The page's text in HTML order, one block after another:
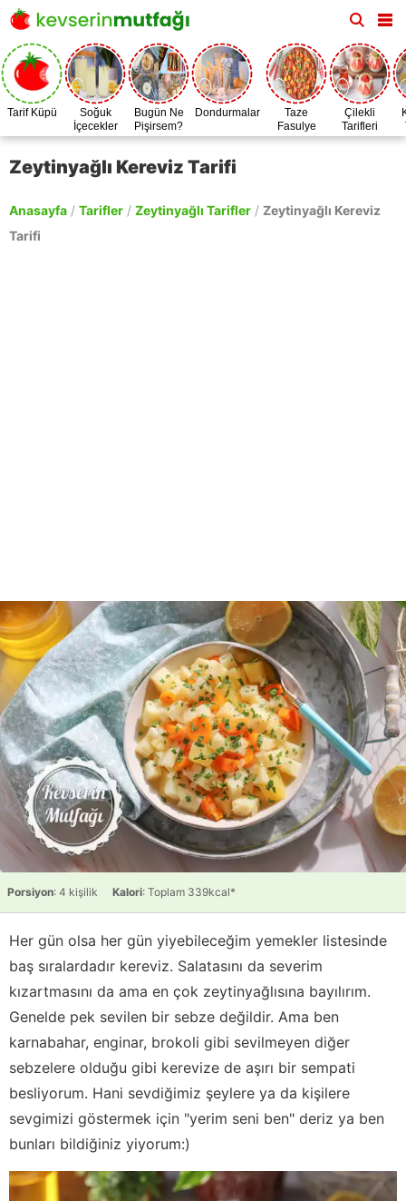
Tarif Küpü
Soğuk
İçecekler
Bugün Ne
Pişirsem?
Dondurmalar
Taze
Fasulye
Zamanı
Çilekli
Tarifleri
Zeytinyağlı Kereviz Tarifi
Anasayfa / Tarifler / Zeytinyağlı Tarifler / Zeytinyağlı Kereviz
Tarifi
Porsiyon: 4 kişilik Kalori: Toplam 339kcal*
Her gün olsa her gün yiyebileceğim yemekler listesinde
baş sıralardadır kereviz. Salatasını da severim
kızartmasını da ama en çok zeytinyağlısına bayılırım.
Genelde pek sevilen bir sebze değildir. Ama ben
karnabahar, enginar, brokoli gibi sevilmeyen diğer
sebzelere olduğu gibi kerevize de aşırı bir sempati
besliyorum. Hani sevdiğimiz şeylere ya da kişilere
sevgimizi göstermek için "yerim seni ben" deriz ya ben
bunları bildiğiniz yiyorum:)